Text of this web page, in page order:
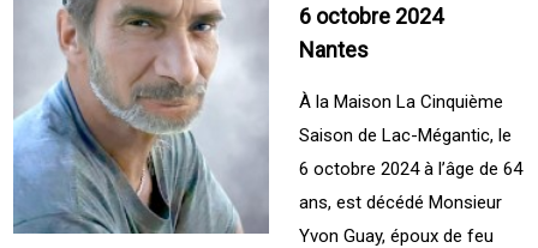
6 octobre 2024
Nantes
À la Maison La Cinquième
Saison de Lac-Mégantic, le
6 octobre 2024 à l’âge de 64
ans, est décédé Monsieur
Yvon Guay, époux de feu